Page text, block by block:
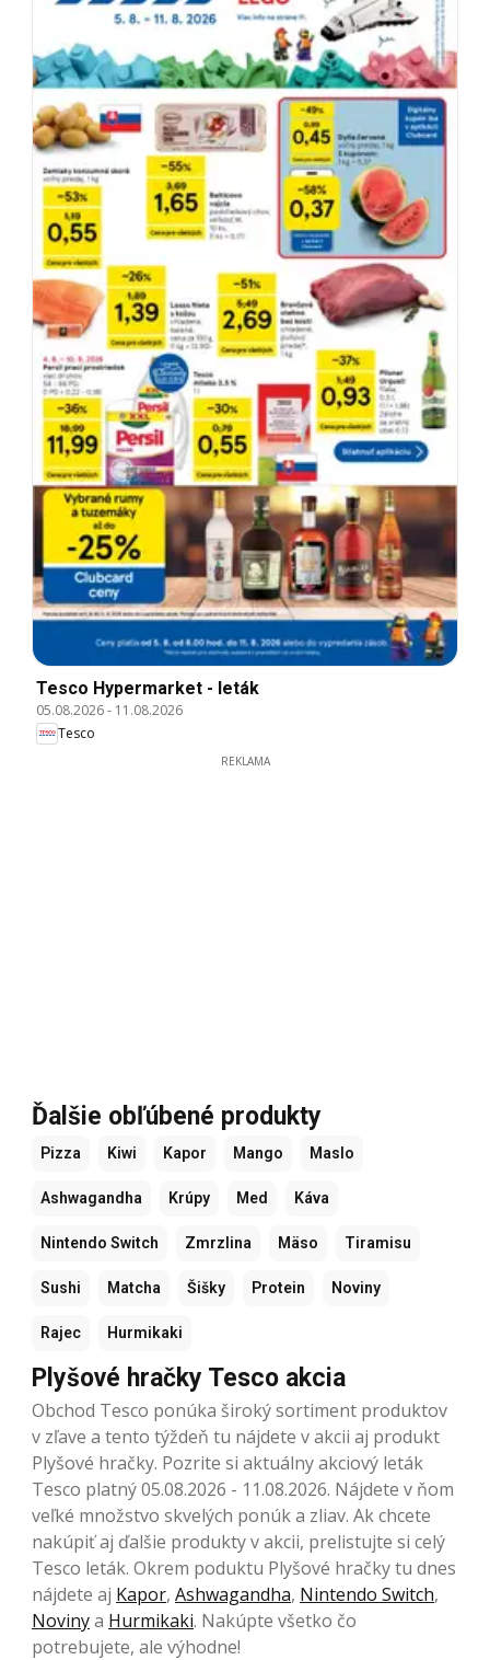
Tesco Hypermarket - leták
05.08.2026- 11.08.2026
Tesco
REKLAMA
Ďalšie obľúbené produkty
Pizza Kiwi Kapor Mango Maslo
Ashwagandha Krúpy Med Káva
Nintendo Switch Zmrzlina Mäso Tiramisu
Sushi Matcha Šišky Protein Noviny
Rajec Hurmikaki
Plyšové hračky Tesco akcia
Obchod Tesco ponúka široký sortiment produktov
v zľave a tento týždeň tu nájdete v akcii aj produkt
Plyšové hračky. Pozrite si aktuálny akciový leták
Tesco platný 05.08.2026 - 11.08.2026. Nájdete v ňom
veľké množstvo skvelých ponúk a zliav. Ak chcete
nakúpiť aj ďalšie produkty v akcii, prelistujte si celý
Tesco leták. Okrem poduktu Plyšové hračky tu dnes
nájdete aj Kapor, Ashwagandha, Nintendo Switch,
Novinya Hurmikaki. Nakúpte všetko čo
potrebujete, ale výhodne!